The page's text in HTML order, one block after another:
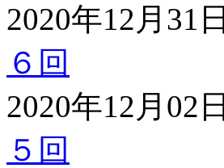
2020年12月31日
６回
2020年12月02日
５回